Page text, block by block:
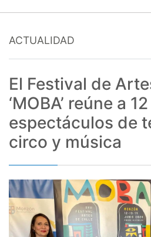
ACTUALIDAD
El Festival de
‘MOBA’ reúne a 12
espectáculos de
circo y música